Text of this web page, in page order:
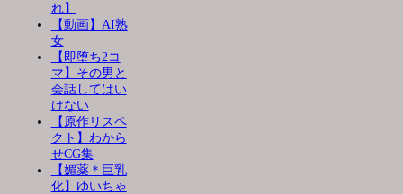
れ】
【動画】AI熟
女
【即堕ち2コ
マ】その男と
会話してはい
けない
【原作リスペ
クト】わから
せCG集
【媚薬＊巨乳
化】ゆいちゃ